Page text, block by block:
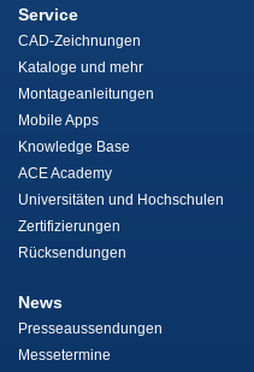
Service
CAD-Zeichnungen
Kataloge und mehr
Montageanleitungen
Mobile Apps
Knowledge Base
ACE Academy
Universitäten und Hochschulen
Zertifizierungen
Rücksendungen
News
Presseaussendungen
Messetermine